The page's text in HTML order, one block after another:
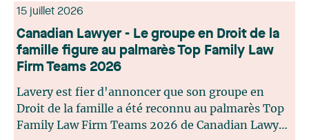
15 juillet 2026
Canadian Lawyer - Le groupe en Droit de la
famille figure au palmarès Top Family Law
Firm Teams 2026
Lavery est fier d'annoncer que son groupe en
Droit de la famille a été reconnu au palmarès Top
Family Law Firm Teams 2026 de Canadian Lawyer.